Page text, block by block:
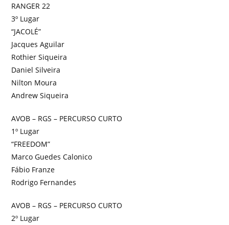
RANGER 22
3º Lugar
“JACOLÉ”
Jacques Aguilar
Rothier Siqueira
Daniel Silveira
Nilton Moura
Andrew Siqueira
AVOB – RGS – PERCURSO CURTO
1º Lugar
“FREEDOM”
Marco Guedes Calonico
Fábio Franze
Rodrigo Fernandes
AVOB – RGS – PERCURSO CURTO
2º Lugar